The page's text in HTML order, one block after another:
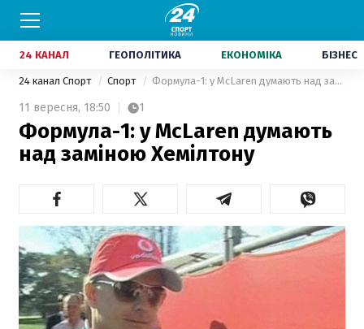
24 КАНАЛ ГЕОПОЛІТИКА ЕКОНОМІКА БІЗНЕС
24 канал Спорт Спорт Формула-1: у McLaren думають над заміною Хемілтону
11 вересня, 18:50 1
Формула-1: у McLaren думають
над заміною Хемілтону